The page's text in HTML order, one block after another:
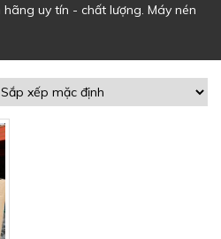
uy tín - chất lượng. Máy nén